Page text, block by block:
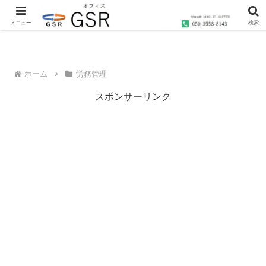
沖縄の社労士・行政書士・1級FP技能士によるコンサルティングならオフィス
ホーム 労務管理
スポンサーリンク
メニュー 検索